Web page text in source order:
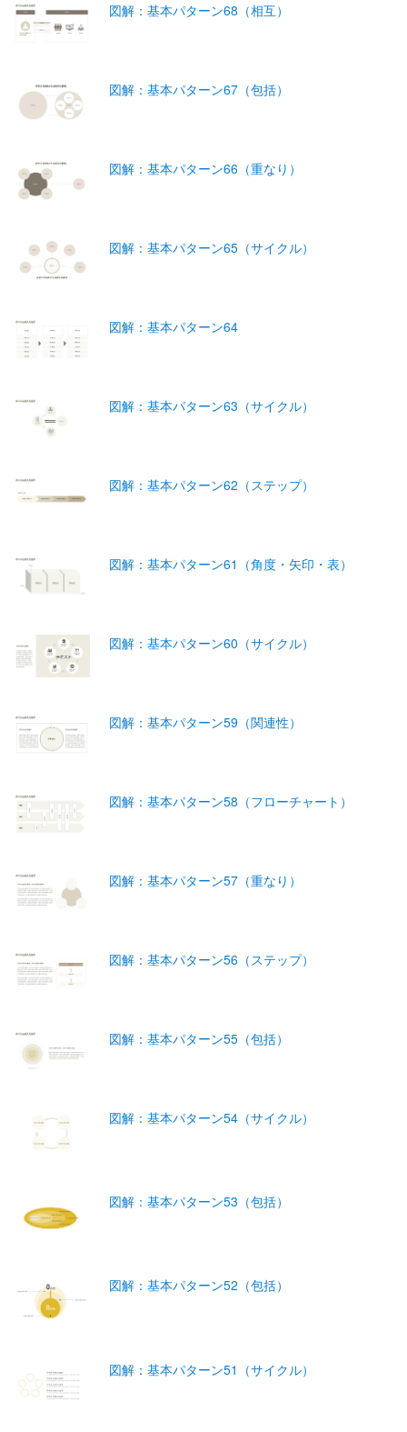
図解：基本パターン68（相互）
図解：基本パターン67（包括）
図解：基本パターン66（重なり）
図解：基本パターン65（サイクル）
図解：基本パターン64
図解：基本パターン63（サイクル）
図解：基本パターン62（ステップ）
図解：基本パターン61（角度・矢印・表）
図解：基本パターン60（サイクル）
図解：基本パターン59（関連性）
図解：基本パターン58（フローチャート）
図解：基本パターン57（重なり）
図解：基本パターン56（ステップ）
図解：基本パターン55（包括）
図解：基本パターン54（サイクル）
図解：基本パターン53（包括）
図解：基本パターン52（包括）
図解：基本パターン51（サイクル）